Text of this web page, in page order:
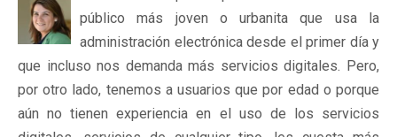
público más joven o urbanita que usa la
administración electrónica desde el primer día y
que incluso nos demanda más servicios digitales. Pero,
por otro lado, tenemos a usuarios que por edad o porque
aún no tienen experiencia en el uso de los servicios